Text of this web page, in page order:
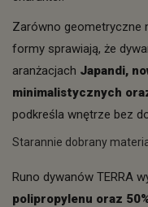
Zarówno geometryczne
formy sprawiają, że
aranżacjach Japandi,
minimalistycznych
podkreśla wnętrze bez
Starannie dobrany
Runo dywanów TERRA
polipropylenu oraz